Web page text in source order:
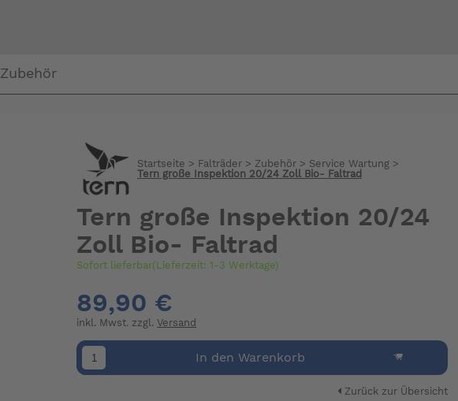
Zubehör
Startseite > Falträder> Zubehör> Service Wartung>
Tern große Inspektion 20/24 Zoll Bio- Faltrad
Tern große Inspektion 20/24
Zoll Bio- Faltrad
Sofort lieferbar(Lieferzeit: 1-3 Werktage)
89,90 €
inkl. Mwst. zzgl. Versand
In den Warenkorb
Zurück zur Übersicht